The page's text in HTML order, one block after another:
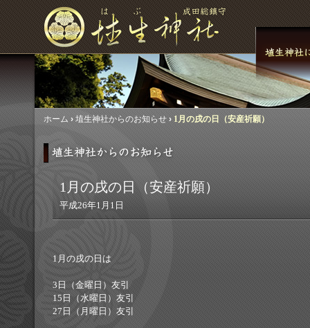
ホーム › 埴生神社からのお知らせ › 1月の戌の日（安産祈願）
1月の戌の日（安産祈願）
平成26年1月1日
1月の戌の日は
3日（金曜日）友引
15日（水曜日）友引
27日（月曜日）友引